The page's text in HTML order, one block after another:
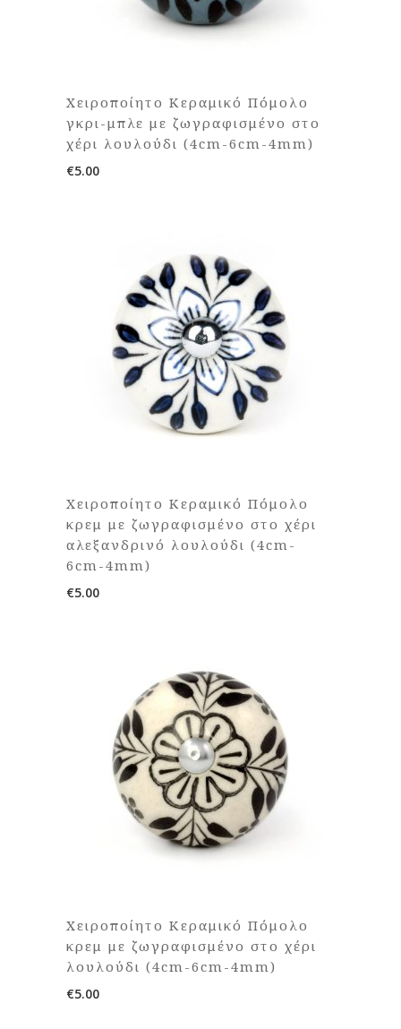
Χειροποίητο Κεραμικό Πόμολο
γκρι-μπλε με ζωγραφισμένο στο
χέρι λουλούδι (4cm-6cm-4mm)
€5.00
Χειροποίητο Κεραμικό Πόμολο
κρεμ με ζωγραφισμένο στο χέρι
αλεξανδρινό λουλούδι (4cm-
6cm-4mm)
€5.00
Χειροποίητο Κεραμικό Πόμολο
κρεμ με ζωγραφισμένο στο χέρι
λουλούδι (4cm-6cm-4mm)
€5.00